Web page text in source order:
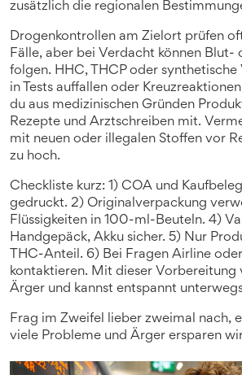
zusätzlich die regionalen
Drogenkontrollen am Zielort prüfen
Fälle, aber bei Verdacht können Blut-
folgen. HHC, THCP oder synthetische
in Tests auffallen oder
du aus medizinischen Gründen
Rezepte und Arztschreiben mit.
mit neuen oder illegalen Stoffen vor
zu hoch.
Checkliste kurz: 1) COA und
gedruckt. 2) Originalverpackung
Flüssigkeiten in 100-ml-Beuteln. 4)
Handgepäck, Akku sicher. 5) Nur
THC-Anteil. 6) Bei Fragen Airline
kontaktieren. Mit dieser Vorbereitung
Ärger und kannst entspannt
Frag im Zweifel lieber zweimal nach,
viele Probleme und Ärger ersparen